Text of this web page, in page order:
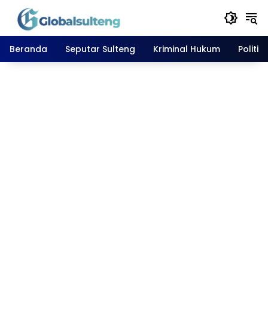
Langsung
konten
Beranda
Seputar Sulteng Kriminal Hukum Politik